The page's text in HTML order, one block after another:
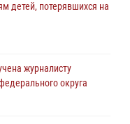
детей, потерявшихся на
журналисту
округа